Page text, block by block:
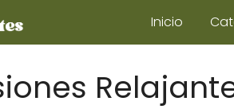
Inicio